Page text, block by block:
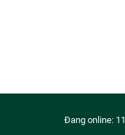
Đang online: 11